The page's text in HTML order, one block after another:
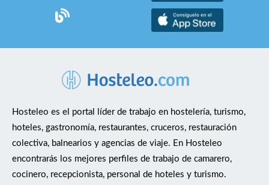
Hosteleo es el portal líder de trabajo en hostelería, turismo,
hoteles, gastronomía, restaurantes, cruceros, restauración
colectiva, balnearios y agencias de viaje. En Hosteleo
encontrarás los mejores perfiles de trabajo de camarero,
cocinero, recepcionista, personal de hoteles y turismo.